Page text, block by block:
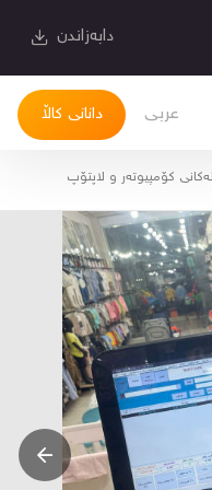
دابەزاندن
دانانی کاڵا عربی
کۆمپیوتەر و لاپتۆپ